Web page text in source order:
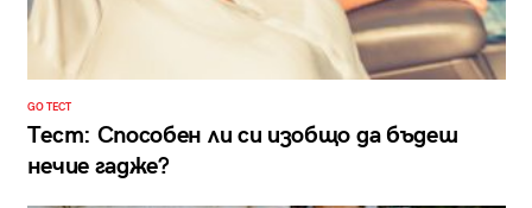
GO ТЕСТ
Тест: Способен ли си изобщо да бъдеш
нечие гадже?